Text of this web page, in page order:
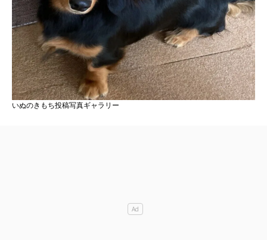
いぬのきもち投稿写真ギャラリー